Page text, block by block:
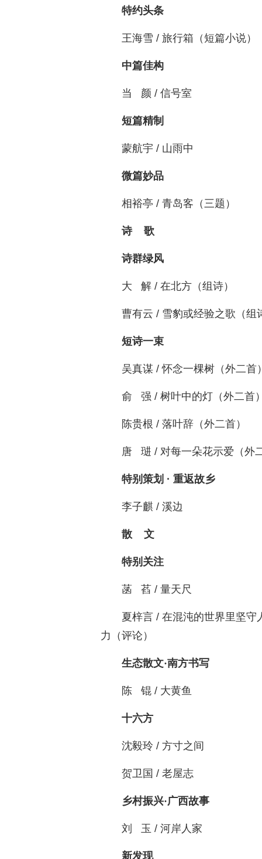
特约头条
王海雪 / 旅行箱（短篇小说）
中篇佳构
当 颜 / 信号室
短篇精制
蒙航宇 / 山雨中
微篇妙品
相裕亭 / 青岛客（三题）
诗 歌
诗群绿风
大 解 / 在北方（组诗）
曹有云 / 雪豹或经验之歌（组
短诗一束
吴真谋 / 怀念一棵树（外二首
俞 强 / 树叶中的灯（外二首
陈贵根 / 落叶辞（外二首）
唐 琎 / 对每一朵花示爱（外
特别策划 · 重返故乡
李子麒 / 溪边
散 文
特别关注
菡 萏 / 量天尺
夏梓言 / 在混沌的世界里坚
力（评论）
生态散文·南方书写
陈 锟 / 大黄鱼
十六方
沈毅玲 / 方寸之间
贺卫国 / 老屋志
乡村振兴·广西故事
刘 玉 / 河岸人家
新发现